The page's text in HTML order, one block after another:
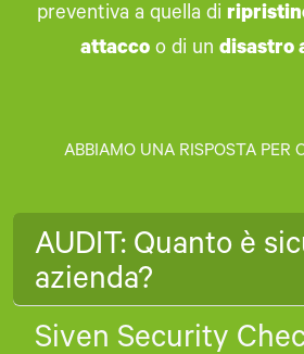
preventiva a quella di
attacco o di un disastro
ABBIAMO UNA RISPOSTA PER
AUDIT: Quanto è
azienda?
Siven Security